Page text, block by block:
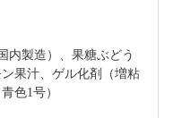
内製造）、果糖ぶどう
果汁、ゲル化剤（増粘
色1号）